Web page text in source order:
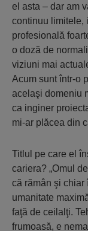
el asta – dar am
continuu limitele,
profesională
o doză de
viziuni mai
Acum sunt într-o
acelaşi domeniu
ca inginer
mi-ar plăcea din
Titlul pe care el
cariera? „Omul
că rămân şi chiar
umanitate
faţă de ceilalţi.
frumoasă, e